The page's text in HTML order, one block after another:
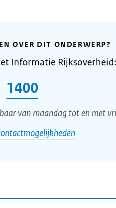
OVER DIT ONDERWERP?
Informatie Rijksoverheid:
1400
van maandag tot en met